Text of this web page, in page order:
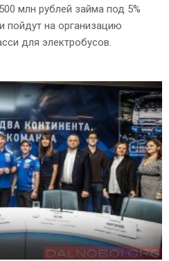
млн рублей займа под 5%
пойдут на организацию
для электробусов.